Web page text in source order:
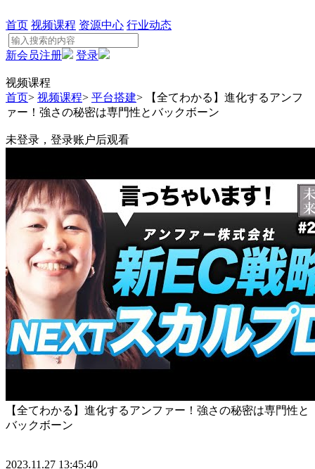
首页 视频课程 资源中心 行业动态
新会员注册 登录
视频课程
首页> 视频课程> 平台搭建>
【全てわかる】進化するアンフ
ァー！強さの秘密は専門性とバックボーン
未登录，登录账户后观看
【全てわかる】進化するアンファー！強さの秘密は専門性と
バックボーン
2023.11.27 13:45:40